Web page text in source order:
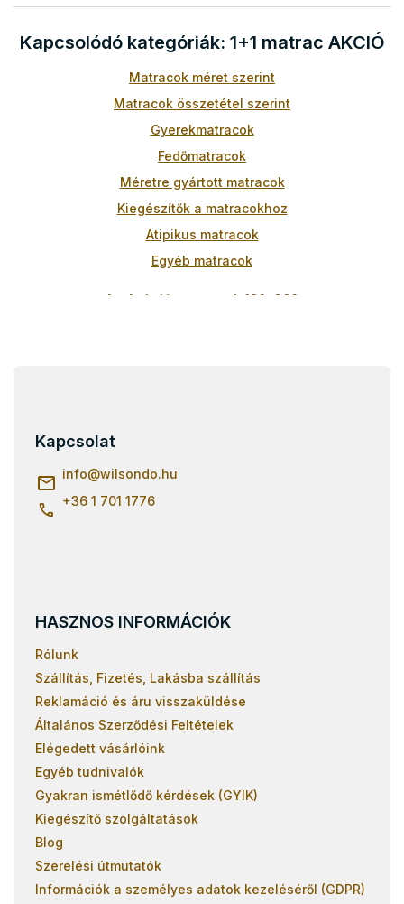
t
a
i
á
n
y
í
t
á
s
e
l
e
m
e
Kapcsolódó kategóriák: 1+1 matrac AKCIÓ
Matracok méret szerint
Matracok összetétel szerint
Gyerekmatracok
Fedőmatracok
Méretre gyártott matracok
Kiegészítők a matracokhoz
Atipikus matracok
Egyéb matracok
1 + 1 akciós matracok 100x200
Kapcsolat
info@wilsondo.hu
+36 1 701 1776
HASZNOS INFORMÁCIÓK
Rólunk
Szállítás, Fizetés, Lakásba szállítás
Reklamáció és áru visszaküldése
Általános Szerződési Feltételek
Elégedett vásárlóink
Egyéb tudnivalók
Gyakran ismétlődő kérdések (GYIK)
Kiegészítő szolgáltatások
Blog
Szerelési útmutatók
Információk a személyes adatok kezeléséről (GDPR)